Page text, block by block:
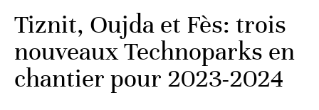
Tiznit, Oujda et Fès: trois
nouveaux Technoparks en
chantier pour 2023-2024